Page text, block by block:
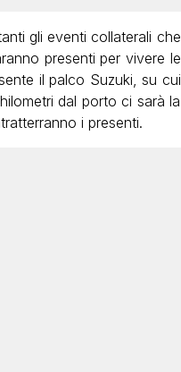
gli eventi collaterali che
presenti per vivere le
il palco Suzuki, su cui
dal porto ci sarà la
i presenti.